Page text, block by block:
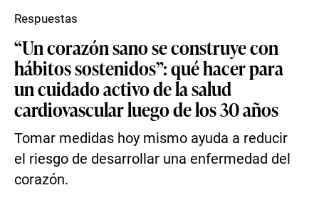
“Un corazón sano se construye con
hábitos sostenidos”: qué hacer para
un cuidado activo de la salud
cardiovascular luego de los 30 años
Tomar medidas hoy mismo ayuda a reducir
el riesgo de desarrollar una enfermedad del
corazón.
Respuestas